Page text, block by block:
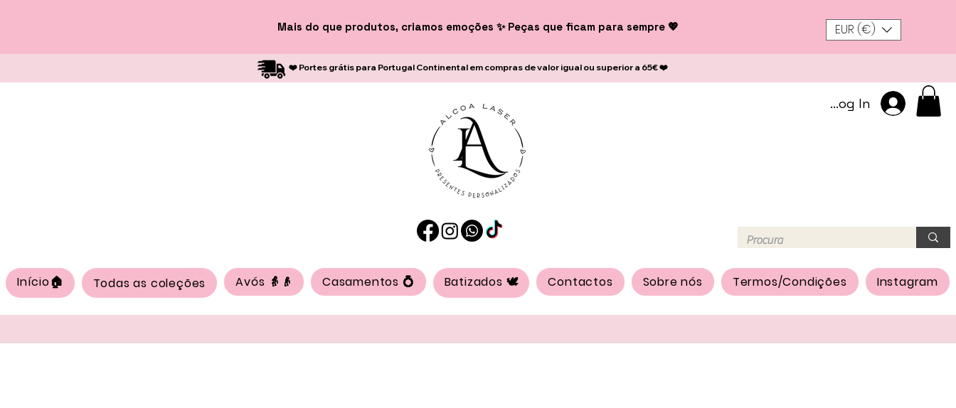
Mais do que produtos, criamos emoções ✨ Peças que ficam para sempre 💖 EUR (€)
❤️ Portes grátis para Portugal Continental em compras de valor igual ou superior a 65€ ❤️
Log In
Início🏠 Todas as coleções Avós 👵👴 Casamentos 💍 Batizados 🕊️ Contactos Sobre nós Termos/Condições Instagram